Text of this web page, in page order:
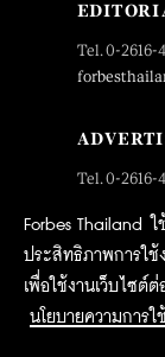
Forbes Thailand
ประสิทธิภาพการใ
เพื่อใช้งานเว็บไซต์ต่
นโยบายความการใ
Tel. 0-2616-
Tel. 0-2616-
Tel. 0-2616-